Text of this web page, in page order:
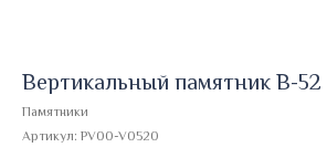
Вертикальный памятник В-52
Памятники
Артикул: PV00-V0520